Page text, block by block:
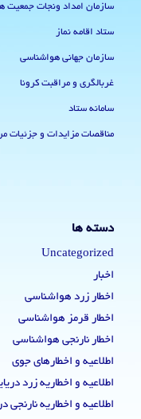
سازمان امداد ونجات جمعیت
ستاد اقامه نماز
سازمان جهانی هواشناسی
غربالگری و مراقبت کرونا
سامانه ستاد
مناقصات مزایدات و جزئیات
دسته ها
Uncategorized
اخبار
اخطار زرد هواشناسی
اخطار قرمز هواشناسی
اخطار نارنجی هواشناسی
اطلاعیه و اخطارهای جوی
اطلاعیه و اخطاریه زرد
اطلاعیه و اخطاریه نارنجی